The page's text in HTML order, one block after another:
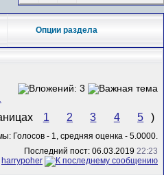
Опции раздела
1 2 3 4 5 )
Последний пост: 06.03.2019 22:23
harrypoher